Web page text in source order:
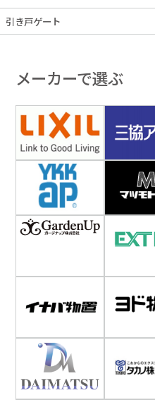
引き戸ゲート
メーカーで選ぶ